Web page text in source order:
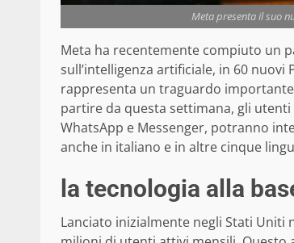
Meta presenta il suo
Meta ha recentemente compiuto un
sull’intelligenza artificiale, in 60 nuovi
rappresenta un traguardo
partire da questa settimana, gli
WhatsApp e Messenger, potranno
anche in italiano e in altre cinque
la tecnologia alla
Lanciato inizialmente negli Stati Uniti